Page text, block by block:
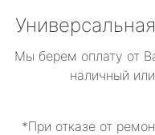
Мы берем оплату от
наличный
*При отказе от